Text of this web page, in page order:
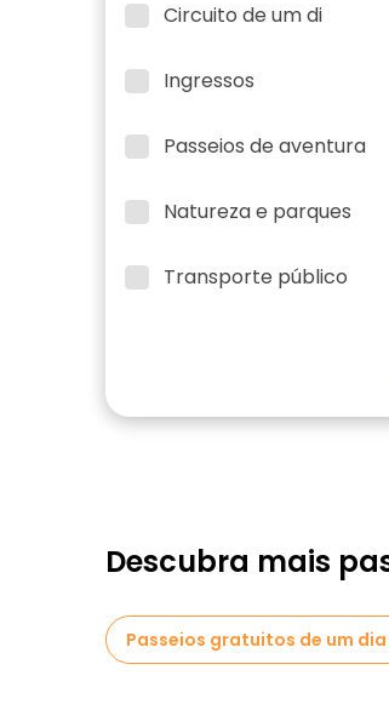
Circuito de um di
Ingressos
Passeios de aventura
Natureza e parques
Transporte público
Descubra mais
Passeios gratuitos de um dia